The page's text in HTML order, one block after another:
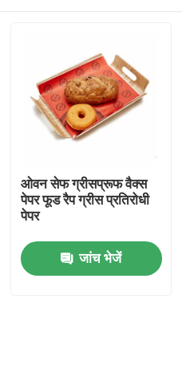
ओवन सेफ ग्रीसप्रूफ वैक्स
पेपर फूड रैप ग्रीस प्रतिरोधी
पेपर
जांच भेजें